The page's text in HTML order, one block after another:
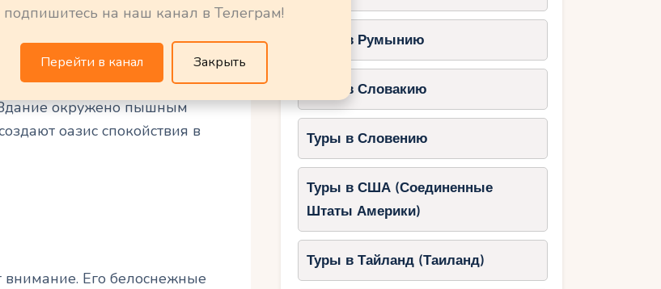
архитектуры, которая
вдохновлённый
колоннами и
окружено пышным
оазис спокойствия в
Его белоснежные
Туры в Румынию
Туры в Словакию
Туры в Словению
Туры в США (Соединенные
Штаты Америки)
Туры в Тайланд (Таиланд)
подпишитесь на наш канал в Телеграм!
Перейти в канал Закрыть